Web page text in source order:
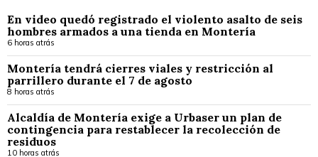
En video quedó registrado el violento asalto de seis
hombres armados a una tienda en Montería
6 horas atrás
Montería tendrá cierres viales y restricción al
parrillero durante el 7 de agosto
8 horas atrás
Alcaldía de Montería exige a Urbaser un plan de
contingencia para restablecer la recolección de
residuos
10 horas atrás